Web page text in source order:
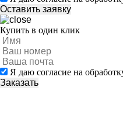
Купить в один клик
Я даю согласие на